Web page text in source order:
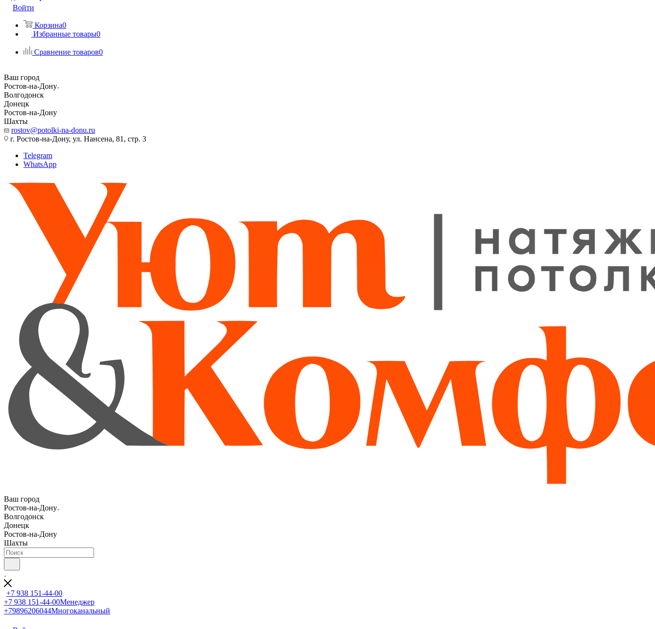
Войти
Корзина0
Избранные товары0
Сравнение товаров0
Ваш город
Ростов-на-Дону
Волгодонск
Донецк
Ростов-на-Дону
Шахты
rostov@potolki-na-donu.ru
г. Ростов-на-Дону, ул. Нансена, 81, стр. 3
Telegram
WhatsApp
Ваш город
Ростов-на-Дону
Волгодонск
Донецк
Ростов-на-Дону
Шахты
+7 938 151-44-00
+7 938 151-44-00Менеджер
+79896206044Многоканальный